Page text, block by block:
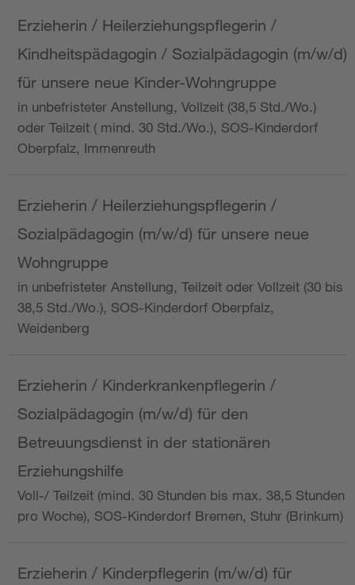
Erzieherin / Heilerziehungspflegerin /
Kindheitspädagogin / Sozialpädagogin (m/w/d)
für unsere neue Kinder-Wohngruppe
in unbefristeter Anstellung, Vollzeit (38,5 Std./Wo.)
oder Teilzeit ( mind. 30 Std./Wo.), SOS-Kinderdorf
Oberpfalz, Immenreuth
Erzieherin / Heilerziehungspflegerin /
Sozialpädagogin (m/w/d) für unsere neue
Wohngruppe
in unbefristeter Anstellung, Teilzeit oder Vollzeit (30 bis
38,5 Std./Wo.), SOS-Kinderdorf Oberpfalz,
Weidenberg
Erzieherin / Kinderkrankenpflegerin /
Sozialpädagogin (m/w/d) für den
Betreuungsdienst in der stationären
Erziehungshilfe
Voll-/ Teilzeit (mind. 30 Stunden bis max. 38,5 Stunden
pro Woche), SOS-Kinderdorf Bremen, Stuhr (Brinkum)
Erzieherin / Kinderpflegerin (m/w/d) für